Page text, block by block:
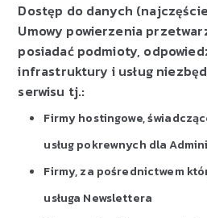
Dostęp do danych
Umowy powierzenia
posiadać podmioty,
infrastruktury i usług
serwisu tj.:
Firmy hostingowe,
usług pokrewnych dla
Firmy, za pośrednictwem
usługa Newslettera